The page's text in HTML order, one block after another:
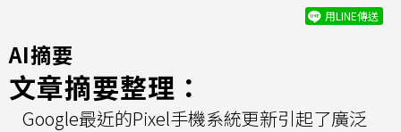
用LINE傳送
AI摘要
文章摘要整理：
Google最近的Pixel手機系統更新引起了廣泛